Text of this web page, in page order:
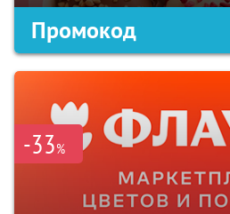
Промокод
-33%